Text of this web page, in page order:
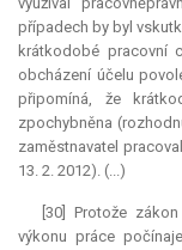
případech by byl
krátkodobé pracovní
obcházení účelu
připomíná, že
zpochybněna
zaměstnavatel
13. 2. 2012). (...)
[30] Protože
výkonu práce